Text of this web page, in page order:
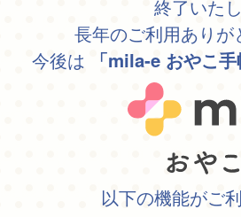
終了いた
長年のご利用ありが
今後は
「mila-e おやこ手
以下の機能がご